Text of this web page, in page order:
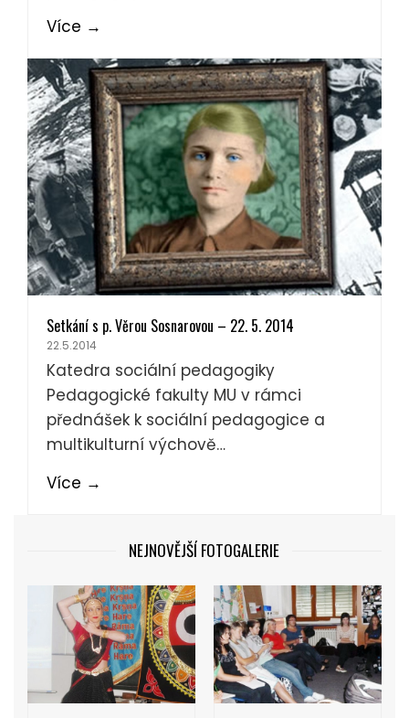
Více →
Setkání s p. Věrou Sosnarovou – 22. 5. 2014
22.5.2014
Katedra sociální pedagogiky
Pedagogické fakulty MU v rámci
přednášek k sociální pedagogice a
multikulturní výchově…
Více →
NEJNOVĚJŠÍ FOTOGALERIE